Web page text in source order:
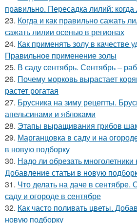
правильно. Пересадка лилий:
23. Когда и как правильно сажать
сажать лилии осенью в регионах
24. Как применять золу в качестве
Правильное применение золы
25. В саду сентябрь. Сентябрь –
26. Почему морковь вырастает
растет рогатая
27. Брусника на зиму рецепты.
апельсинами и яблоками
28. Этапы выращивания грибов
29. Марганцовка в саду и на
в новую подборку
30. Надо ли обрезать многолетники
Добавление статьи в новую
31. Что делать на даче в сентябре.
саду и огороде в сентябре
32. Как часто поливать цветы.
новую подборку